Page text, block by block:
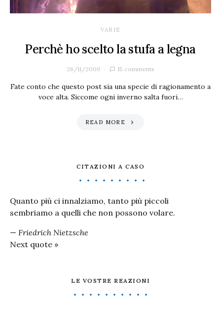
VARIE
Perchè ho scelto la stufa a legna
26/11/2009 15 comments
Fate conto che questo post sia una specie di ragionamento a
voce alta. Siccome ogni inverno salta fuori…
READ MORE
CITAZIONI A CASO
Quanto più ci innalziamo, tanto più piccoli
sembriamo a quelli che non possono volare.
— Friedrich Nietzsche
Next quote »
LE VOSTRE REAZIONI